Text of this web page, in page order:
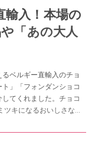
輸入！本場の
「あの大人
ベルギー直輸入のチョ
」「フォンダンショコ
てくれました。チョコ
キになるおいしさなの
いね。